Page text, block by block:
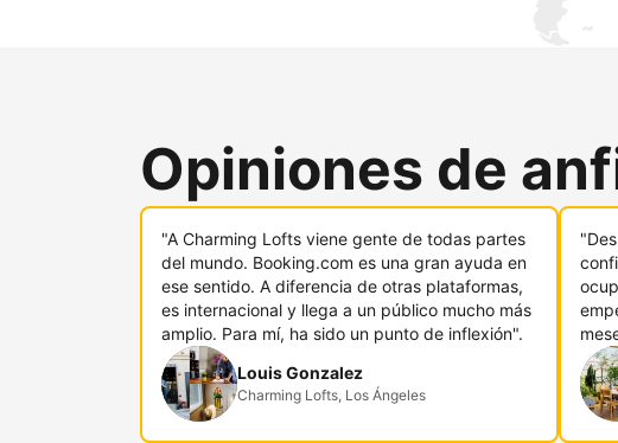
Opiniones de
"A Charming Lofts viene gente de todas partes
del mundo. Booking.com es una gran ayuda en
ese sentido. A diferencia de otras plataformas,
es internacional y llega a un público mucho más
amplio. Para mí, ha sido un punto de inflexión".
Louis Gonzalez
Charming Lofts, Los Ángeles